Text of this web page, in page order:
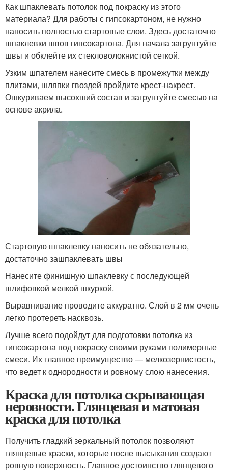
Как шпаклевать потолок под покраску из этого
материала? Для работы с гипсокартоном, не нужно
наносить полностью стартовые слои. Здесь достаточно
шпаклевки швов гипсокартона. Для начала загрунтуйте
швы и обклейте их стекловолокнистой сеткой.
Узким шпателем нанесите смесь в промежутки между
плитами, шляпки гвоздей пройдите крест-накрест.
Ошкуриваем высохший состав и загрунтуйте смесью на
основе акрила.
Стартовую шпаклевку наносить не обязательно,
достаточно зашпаклевать швы
Нанесите финишную шпаклевку с последующей
шлифовкой мелкой шкуркой.
Выравнивание проводите аккуратно. Слой в 2 мм очень
легко протереть насквозь.
Лучше всего подойдут для подготовки потолка из
гипсокартона под покраску своими руками полимерные
смеси. Их главное преимущество — мелкозернистость,
что ведет к однородности и ровному слою нанесения.
Краска для потолка скрывающая
неровности. Глянцевая и матовая
краска для потолка
Получить гладкий зеркальный потолок позволяют
глянцевые краски, которые после высыхания создают
ровную поверхность. Главное достоинство глянцевого